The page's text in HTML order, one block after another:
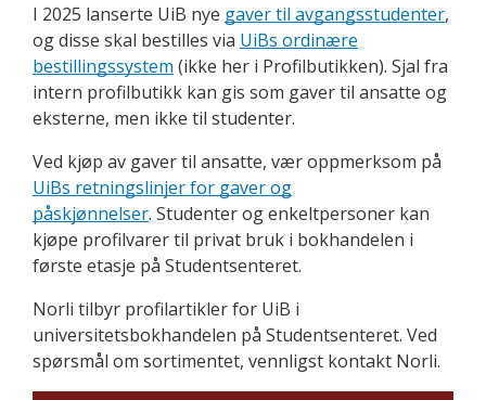
I 2025 lanserte UiB nye gaver til avgangsstudenter,
og disse skal bestilles via UiBs ordinære
bestillingssystem (ikke her i Profilbutikken). Sjal fra
intern profilbutikk kan gis som gaver til ansatte og
eksterne, men ikke til studenter.
Ved kjøp av gaver til ansatte, vær oppmerksom på
UiBs retningslinjer for gaver og
påskjønnelser. Studenter og enkeltpersoner kan
kjøpe profilvarer til privat bruk i bokhandelen i
første etasje på Studentsenteret.
Norli tilbyr profilartikler for UiB i
universitetsbokhandelen på Studentsenteret. Ved
spørsmål om sortimentet, vennligst kontakt Norli.